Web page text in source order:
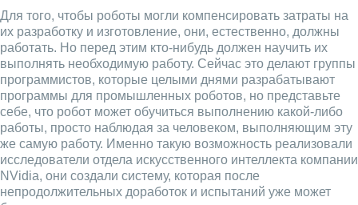
Для того, чтобы роботы могли компенсировать затраты на
их разработку и изготовление, они, естественно, должны
работать. Но перед этим кто-нибудь должен научить их
выполнять необходимую работу. Сейчас это делают группы
программистов, которые целыми днями разрабатывают
программы для промышленных роботов, но представьте
себе, что робот может обучиться выполнению какой-либо
работы, просто наблюдая за человеком, выполняющим эту
же самую работу. Именно такую возможность реализовали
исследователи отдела искусственного интеллекта компании
NVidia, они создали систему, которая после
непродолжительных доработок и испытаний уже может